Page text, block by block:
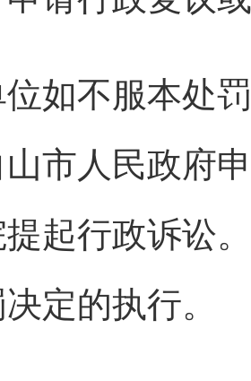
不服本处罚
山市人民政府
提起行政诉讼
定的执行。